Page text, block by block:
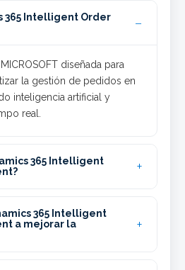
365 Intelligent Order
diseñada para
la gestión de pedidos en
inteligencia artificial y
real.
365 Intelligent
365 Intelligent
a mejorar la